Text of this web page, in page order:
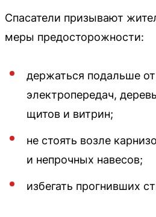
Спасатели призывают
меры предосторожности:
держаться подальше
электропередач,
щитов и витрин;
не стоять возле
и непрочных навесов;
избегать прогнивших